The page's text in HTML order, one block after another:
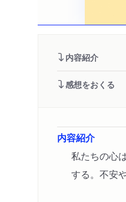
内容紹介
感想をおくる
内容紹介
私たちの心
する。不安